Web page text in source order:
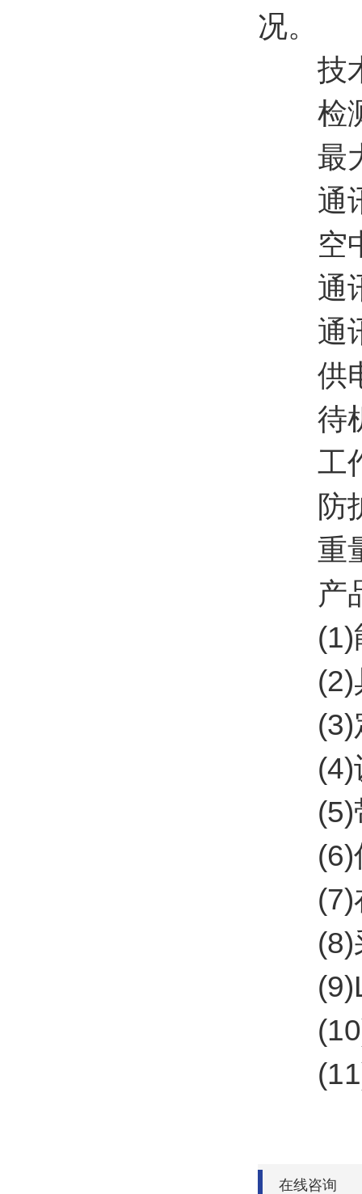
况。
技
检测
最大
通讯
空中
通讯
通讯
供电
待机
工作
防护
重量
产
(1)能
(2)具
(3)定
(4)设
(5)带
(6)传
(7)在
(8)采
(10)
(11)
在线咨询